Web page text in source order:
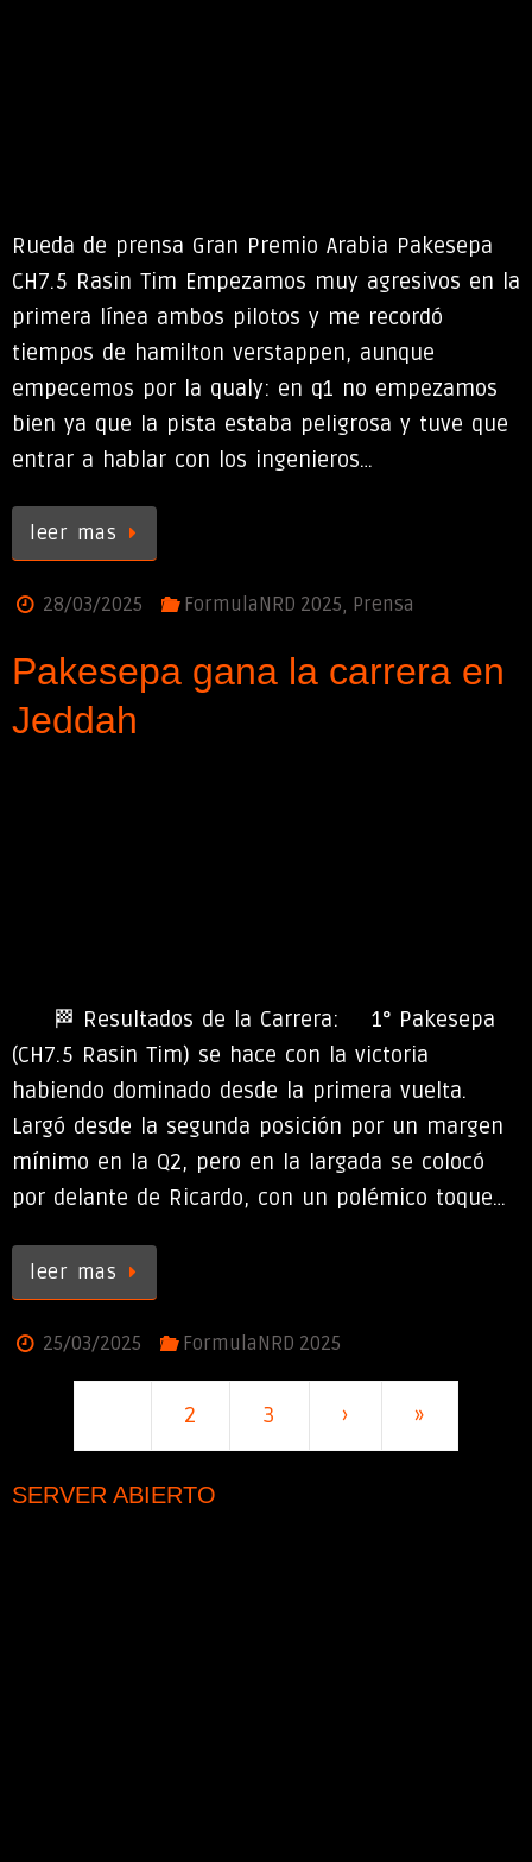
Rueda de prensa Gran Premio Arabia Pakesepa
CH7.5 Rasin Tim Empezamos muy agresivos en la
primera línea ambos pilotos y me recordó
tiempos de hamilton verstappen, aunque
empecemos por la qualy: en q1 no empezamos
bien ya que la pista estaba peligrosa y tuve que
entrar a hablar con los ingenieros…
leer mas
28/03/2025 FormulaNRD 2025, Prensa
Pakesepa gana la carrera en
Jeddah
🏁 Resultados de la Carrera: 1° Pakesepa
(CH7.5 Rasin Tim) se hace con la victoria
habiendo dominado desde la primera vuelta.
Largó desde la segunda posición por un margen
mínimo en la Q2, pero en la largada se colocó
por delante de Ricardo, con un polémico toque…
leer mas
25/03/2025 FormulaNRD 2025
2 3 › »
SERVER ABIERTO